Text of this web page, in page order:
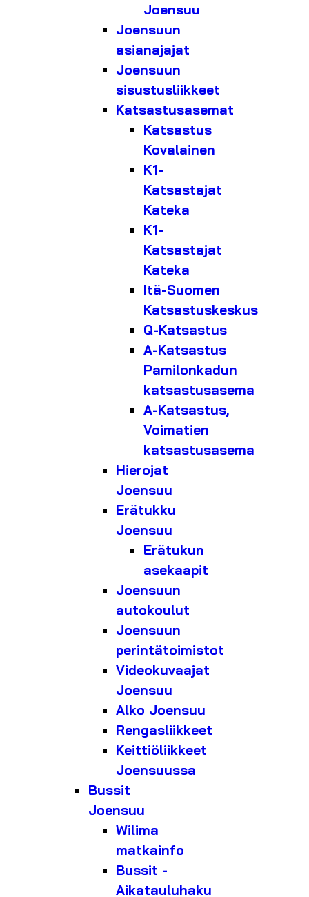
Joensuu
Joensuun
asianajajat
Joensuun
sisustusliikkeet
Katsastusasemat
Katsastus
Kovalainen
K1-
Katsastajat
Kateka
K1-
Katsastajat
Kateka
Itä-Suomen
Katsastuskeskus
Q-Katsastus
A-Katsastus
Pamilonkadun
katsastusasema
A-Katsastus,
Voimatien
katsastusasema
Hierojat
Joensuu
Erätukku
Joensuu
Erätukun
asekaapit
Joensuun
autokoulut
Joensuun
perintätoimistot
Videokuvaajat
Joensuu
Alko Joensuu
Rengasliikkeet
Keittiöliikkeet
Joensuussa
Bussit
Joensuu
Wilima
matkainfo
Bussit -
Aikatauluhaku